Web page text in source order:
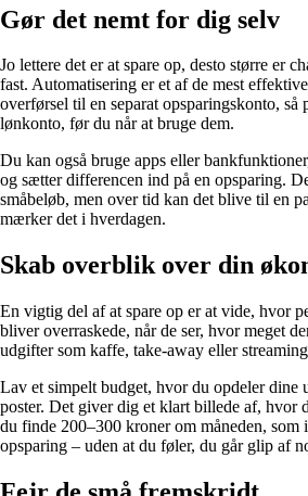
Gør det nemt for dig selv
Jo lettere det er at spare op, desto større er
fast. Automatisering er et af de mest
overførsel til en separat opsparingskonto, så
lønkonto, før du når at bruge dem.
Du kan også bruge apps eller
og sætter differencen ind på en opsparing.
småbeløb, men over tid kan det blive til en
mærker det i hverdagen.
Skab overblik over din
En vigtig del af at spare op er at vide, hvor
bliver overraskede, når de ser, hvor meget
udgifter som kaffe, take-away eller
Lav et simpelt budget, hvor du opdeler dine
poster. Det giver dig et klart billede af, hvor
du finde 200–300 kroner om måneden, som
opsparing – uden at du føler, du går glip af